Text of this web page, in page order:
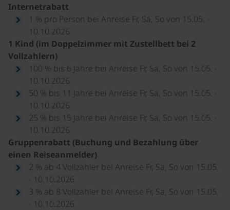
Internetrabatt
1 % pro Person bei Anreise Fr, Sa, So von 15.05. -
10.10.2026
1 Kind (im Doppelzimmer mit Zustellbett bei 2
Vollzahlern)
100 % bis 6 Jahre bei Anreise Fr, Sa, So von 15.05. -
10.10.2026
50 % bis 11 Jahre bei Anreise Fr, Sa, So von 15.05. -
10.10.2026
25 % bis 15 Jahre bei Anreise Fr, Sa, So von 15.05. -
10.10.2026
Gruppenrabatt (Buchung und Bezahlung über
einen Reiseanmelder)
2 % ab 4 Vollzahler bei Anreise Fr, Sa, So von 15.05.
- 10.10.2026
3 % ab 8 Vollzahler bei Anreise Fr, Sa, So von 15.05.
- 10.10.2026